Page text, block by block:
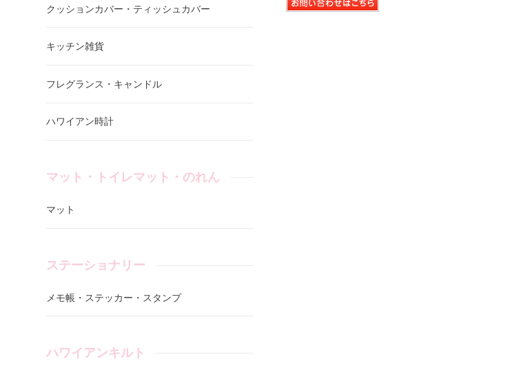
クッションカバー・ティッシュカバー
キッチン雑貨
フレグランス・キャンドル
ハワイアン時計
マット・トイレマット・のれん
マット
ステーショナリー
メモ帳・ステッカー・スタンプ
ハワイアンキルト